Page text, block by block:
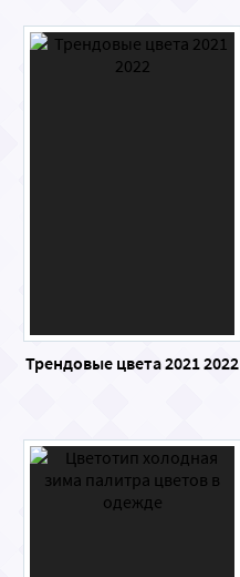
Трендовые цвета 2021 2022